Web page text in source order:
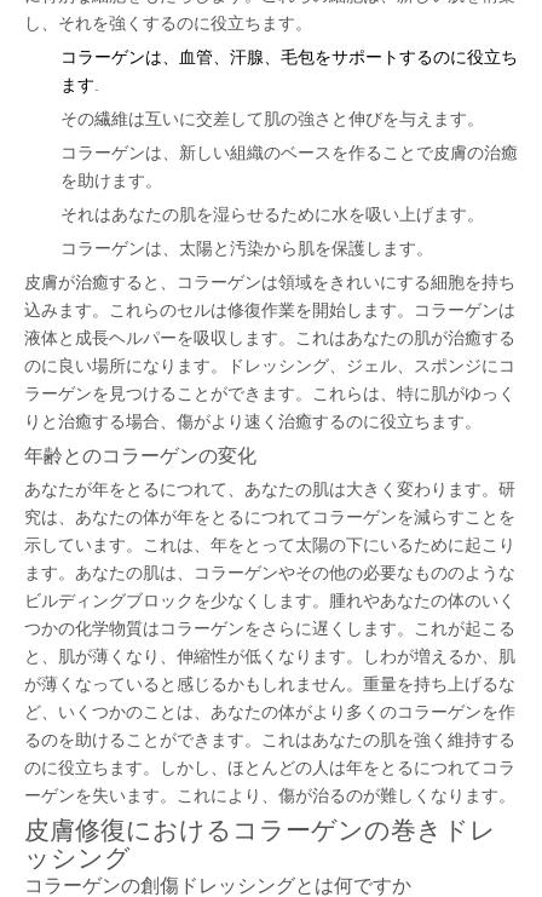
し、それを強くするのに役立ちます。
コラーゲンは、血管、汗腺、毛包をサポートするのに役立ち
ます
その繊維は互いに交差して肌の強さと伸びを与えます。
コラーゲンは、新しい組織のベースを作ることで皮膚の治癒
を助けます。
それはあなたの肌を湿らせるために水を吸い上げます。
コラーゲンは、太陽と汚染から肌を保護します。
皮膚が治癒すると、コラーゲンは領域をきれいにする細胞を持ち
込みます。これらのセルは修復作業を開始します。コラーゲンは
液体と成長ヘルパーを吸収します。これはあなたの肌が治癒する
のに良い場所になります。ドレッシング、ジェル、スポンジにコ
ラーゲンを見つけることができます。これらは、特に肌がゆっく
りと治癒する場合、傷がより速く治癒するのに役立ちます。
年齢とのコラーゲンの変化
あなたが年をとるにつれて、あなたの肌は大きく変わります。研
究は、あなたの体が年をとるにつれてコラーゲンを減らすことを
示しています。これは、年をとって太陽の下にいるために起こり
ます。あなたの肌は、コラーゲンやその他の必要なもののような
ビルディングブロックを少なくします。腫れやあなたの体のいく
つかの化学物質はコラーゲンをさらに遅くします。これが起こる
と、肌が薄くなり、伸縮性が低くなります。しわが増えるか、肌
が薄くなっていると感じるかもしれません。重量を持ち上げるな
ど、いくつかのことは、あなたの体がより多くのコラーゲンを作
るのを助けることができます。これはあなたの肌を強く維持する
のに役立ちます。しかし、ほとんどの人は年をとるにつれてコラ
ーゲンを失います。これにより、傷が治るのが難しくなります。
皮膚修復におけるコラーゲンの巻きドレ
ッシング
コラーゲンの創傷ドレッシングとは何ですか